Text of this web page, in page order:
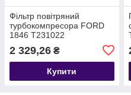
Фільтр повітряний
турбокомпресора FORD
1846 T231022
2 329,26 ₴
Купити